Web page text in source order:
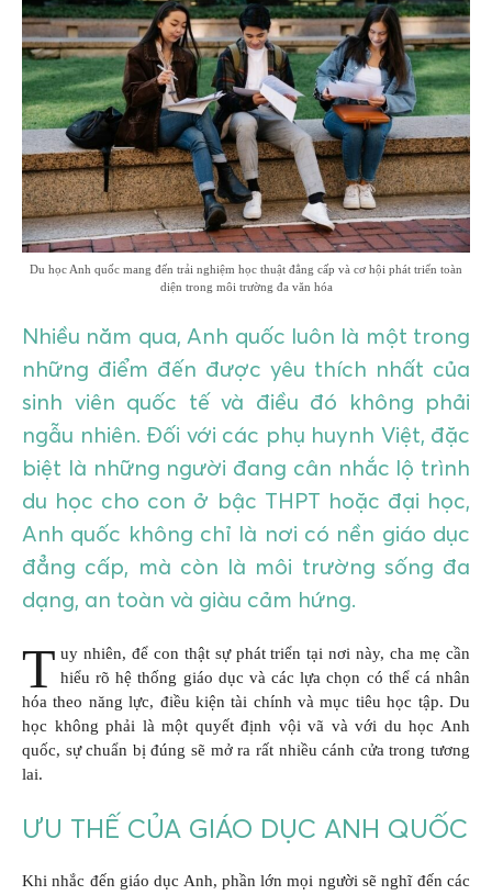
GIÁO DỤC
KỲ NGHỈ & ĐIỂM ĐẾN
QUÀ TẶNG & SỰ KIỆN
LIÊN HỆ
Du học Anh quốc mang đến trải nghiệm học thuật đẳng cấp và cơ hội phát triển toàn
diện trong môi trường đa văn hóa
Nhiều năm qua, Anh quốc luôn là một trong
những điểm đến được yêu thích nhất của
sinh viên quốc tế và điều đó không phải
ngẫu nhiên. Đối với các phụ huynh Việt, đặc
biệt là những người đang cân nhắc lộ trình
du học cho con ở bậc THPT hoặc đại học,
Anh quốc không chỉ là nơi có nền giáo dục
đẳng cấp, mà còn là môi trường sống đa
dạng, an toàn và giàu cảm hứng.
T uy nhiên, để con thật sự phát triển tại nơi này, cha mẹ cần
hiểu rõ hệ thống giáo dục và các lựa chọn có thể cá nhân
hóa theo năng lực, điều kiện tài chính và mục tiêu học tập. Du
học không phải là một quyết định vội vã và với du học Anh
quốc, sự chuẩn bị đúng sẽ mở ra rất nhiều cánh cửa trong tương
lai.
ƯU THẾ CỦA GIÁO DỤC ANH QUỐC
Khi nhắc đến giáo dục Anh, phần lớn mọi người sẽ nghĩ đến các